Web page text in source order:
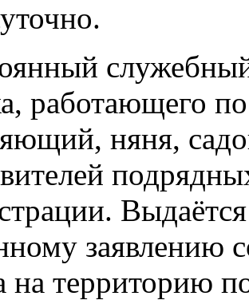
работающего
няня,
заявлению
на территорию